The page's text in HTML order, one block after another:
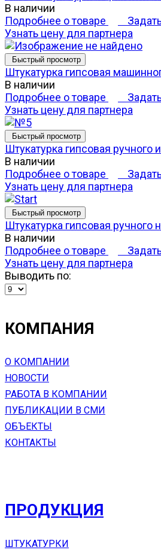
В наличии
Подробнее о товаре
Узнать цену для партнера
Быстрый просмотр
Штукатурка гипсовая
В наличии
Подробнее о товаре
Узнать цену для партнера
Быстрый просмотр
Штукатурка гипсовая
В наличии
Подробнее о товаре
Узнать цену для партнера
Быстрый просмотр
Штукатурка гипсовая ручного
В наличии
Подробнее о товаре
Узнать цену для партнера
Выводить по:
КОМПАНИЯ
О КОМПАНИИ
НОВОСТИ
РАБОТА В КОМПАНИИ
ПУБЛИКАЦИИ В СМИ
ОБЪЕКТЫ
КОНТАКТЫ
ПРОДУКЦИЯ
ШТУКАТУРКИ